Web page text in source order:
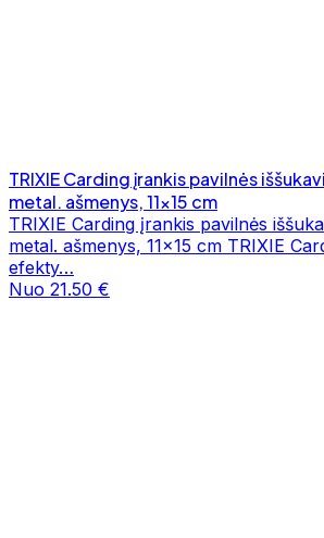
TRIXIE Carding įrankis pavilnės
metal. ašmenys, 11x15 cm
TRIXIE Carding įrankis pavilnės
metal. ašmenys, 11x15 cm TRIXIE
efekty…
Nuo 21.50 €